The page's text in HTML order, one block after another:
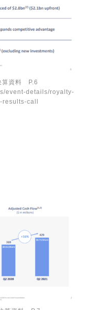
算資料 P.6
event-details/royalty-
results-call